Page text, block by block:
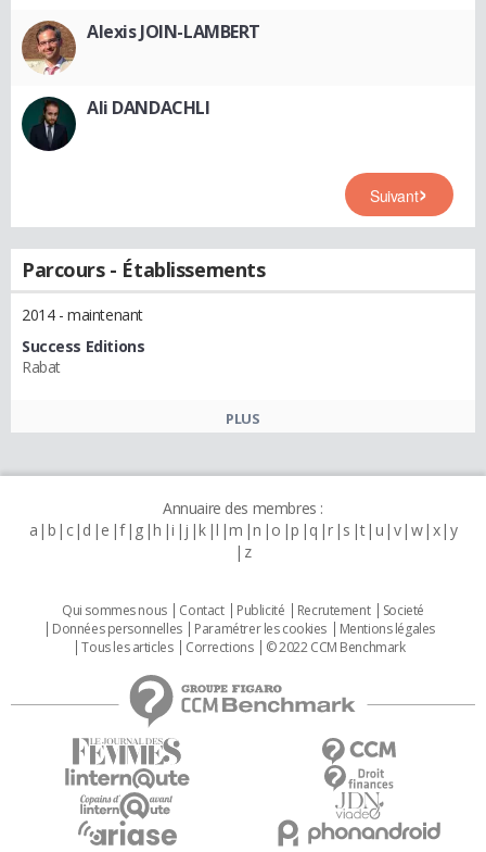
Alexis JOIN-LAMBERT
Ali DANDACHLI
Suivant
Parcours - Établissements
2014 - maintenant
Success Editions
Rabat
PLUS
Annuaire des membres :
a b c d e f g h i j k l m n o p q r s t u v w x y
z
Qui sommes nous Contact Publicité Recrutement
Societé
Données personnelles
Paramétrer les cookies
Mentions légales
Tous les articles
Corrections © 2022 CCM Benchmark